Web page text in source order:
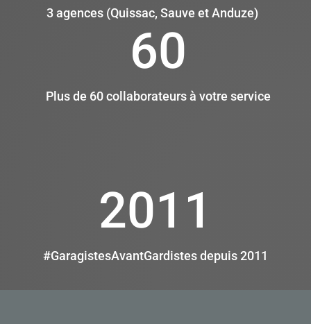
3 agences (Quissac, Sauve et Anduze)
60
Plus de 60 collaborateurs à votre service
2011
#GaragistesAvantGardistes depuis 2011